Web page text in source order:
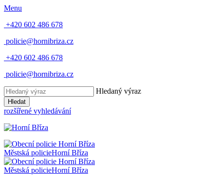
Menu
+420 602 486 678
policie@hornibriza.cz
+420 602 486 678
policie@hornibriza.cz
Hledaný výraz
Hledat
rozšířené vyhledávání
Městská policieHorní Bříza
Městská policieHorní Bříza